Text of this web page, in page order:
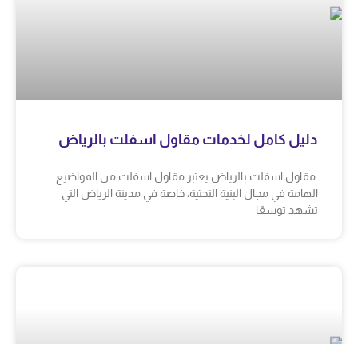
دليل كامل لخدمات مقاول اسفلت بالرياض
مقاول اسفلت بالرياض يعتبر مقاول اسفلت من المواضيع
الهامة في مجال البنية التحتية، خاصة في مدينة الرياض التي
تشهد توسعًا